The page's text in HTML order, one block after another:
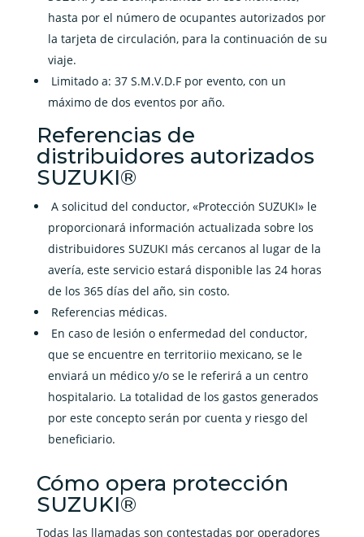
hasta por el número de ocupantes autorizados por
la tarjeta de circulación, para la continuación de su
viaje.
Limitado a: 37 S.M.V.D.F por evento, con un
máximo de dos eventos por año.
Referencias de
distribuidores autorizados
SUZUKI®
A solicitud del conductor, «Protección SUZUKI» le
proporcionará información actualizada sobre los
distribuidores SUZUKI más cercanos al lugar de la
avería, este servicio estará disponible las 24 horas
de los 365 días del año, sin costo.
Referencias médicas.
En caso de lesión o enfermedad del conductor,
que se encuentre en territoriio mexicano, se le
enviará un médico y/o se le referirá a un centro
hospitalario. La totalidad de los gastos generados
por este concepto serán por cuenta y riesgo del
beneficiario.
Cómo opera protección
SUZUKI®
Todas las llamadas son contestadas por operadores